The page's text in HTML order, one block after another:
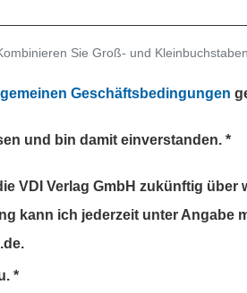
Sie Groß- und
Geschäftsbedingungen
und bin damit einverstanden.
VDI Verlag GmbH zukünftig über
kann ich jederzeit unter Angabe